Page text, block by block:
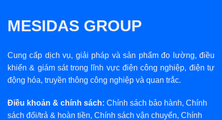
MESIDAS GROUP
Cung cấp dịch vụ, giải pháp và sản phẩm đo lường, điều
khiển & giám sát trong lĩnh vực điện công nghiệp, điện tự
động hóa, truyền thông công nghiệp và quan trắc.
Điều khoản & chính sách: Chính sách bảo hành, Chính
sách đổi/trả & hoàn tiền, Chính sách vận chuyển, Chính